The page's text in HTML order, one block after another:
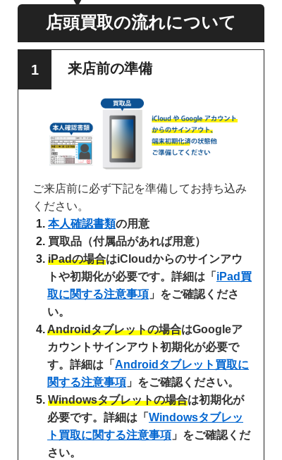
店頭買取の流れについて
来店前の準備
ご来店前に必ず下記を準備してお持ち込み
ください。
本人確認書類の用意
買取品（付属品があれば用意）
iPadの場合はiCloudからのサインアウ
トや初期化が必要です。詳細は「 iPad買
取に関する注意事項 」をご確認くださ
い。
Androidタブレットの場合はGoogleア
カウントサインアウト初期化が必要で
す。詳細は「 Androidタブレット買取に
関する注意事項 」をご確認ください。
Windowsタブレットの場合は初期化が
必要です。詳細は「 Windowsタブレッ
ト買取に関する注意事項 」をご確認くだ
さい。